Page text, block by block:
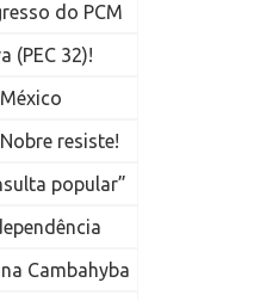
do PCM
(PEC 32)!
resiste!
popular”
Cambahyba